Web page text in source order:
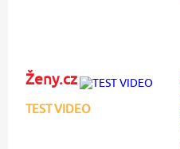
Ženy.cz
TEST VIDEO